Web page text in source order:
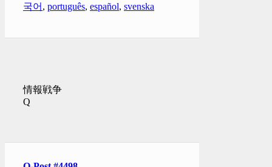
국어 , português, español, svenska
情報戦争
Q